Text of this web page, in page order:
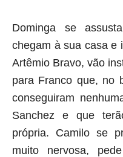
Dominga se
chegam à sua casa e
Artêmio Bravo, vão
para Franco que, no
conseguiram
Sanchez e que
própria. Camilo se
muito nervosa,